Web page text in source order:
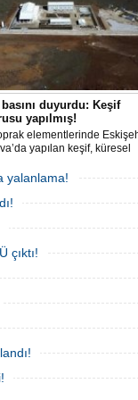
duyurdu: Keşif
yapılmış!
elementlerinde
yapılan keşif, küresel
hamle geldi.
yalanlama!
çıktı!